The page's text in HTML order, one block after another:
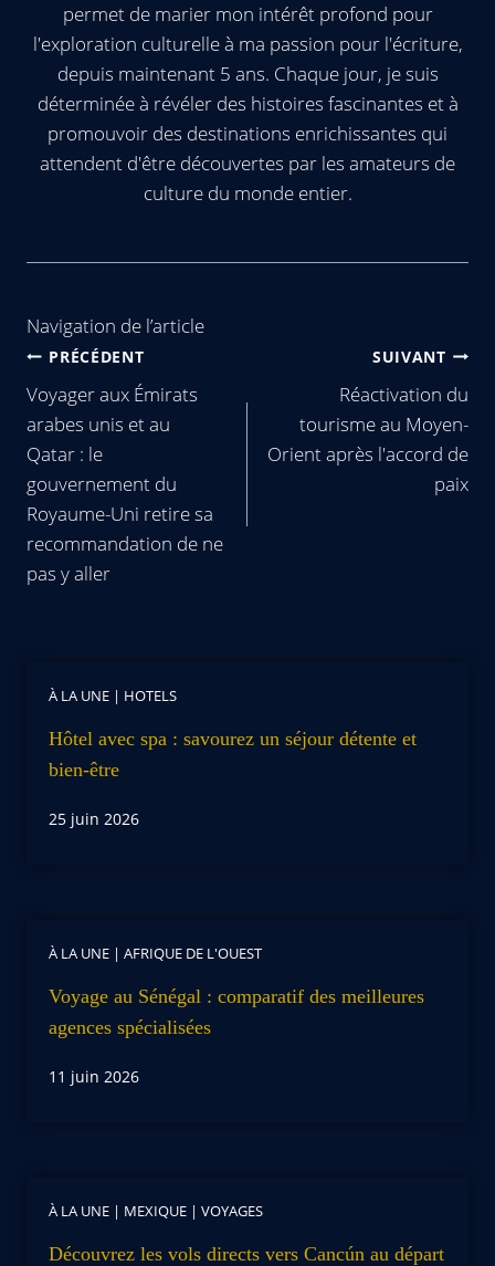
permet de marier mon intérêt profond pour
l'exploration culturelle à ma passion pour l'écriture,
depuis maintenant 5 ans. Chaque jour, je suis
déterminée à révéler des histoires fascinantes et à
promouvoir des destinations enrichissantes qui
attendent d'être découvertes par les amateurs de
culture du monde entier.
Navigation de l’article
PRÉCÉDENT
Voyager aux Émirats
arabes unis et au
Qatar : le
gouvernement du
Royaume-Uni retire sa
recommandation de ne
pas y aller
SUIVANT
Réactivation du
tourisme au Moyen-
Orient après l'accord de
paix
À LA UNE | HOTELS
Hôtel avec spa : savourez un séjour détente et
bien-être
25 juin 2026
À LA UNE | AFRIQUE DE L'OUEST
Voyage au Sénégal : comparatif des meilleures
agences spécialisées
11 juin 2026
À LA UNE | MEXIQUE | VOYAGES
Découvrez les vols directs vers Cancún au départ